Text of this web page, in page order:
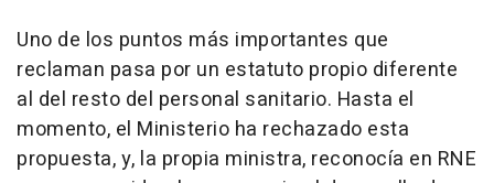
Uno de los puntos más importantes que
reclaman pasa por un estatuto propio diferente
al del resto del personal sanitario. Hasta el
momento, el Ministerio ha rechazado esta
propuesta, y, la propia ministra, reconocía en RNE